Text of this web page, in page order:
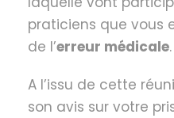
praticiens que vous
de l’erreur médicale.
A l’issu de cette
son avis sur votre